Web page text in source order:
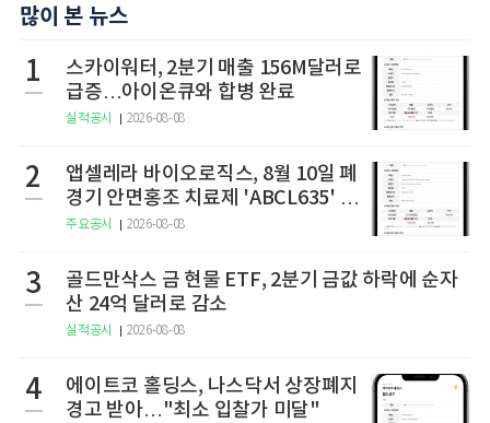
많이 본 뉴스
1
스카이워터, 2분기 매출 156M달러로
급증…아이온큐와 합병 완료
실적공시 2026-08-08
2
앱셀레라 바이오로직스, 8월 10일 폐
경기 안면홍조 치료제 'ABCL635' 임
상 2상 결과 발표
주요공시 2026-08-08
3
골드만삭스 금 현물 ETF, 2분기 금값 하락에 순자
산 24억 달러로 감소
실적공시 2026-08-08
4
에이트코 홀딩스, 나스닥서 상장폐지
경고 받아…"최소 입찰가 미달"